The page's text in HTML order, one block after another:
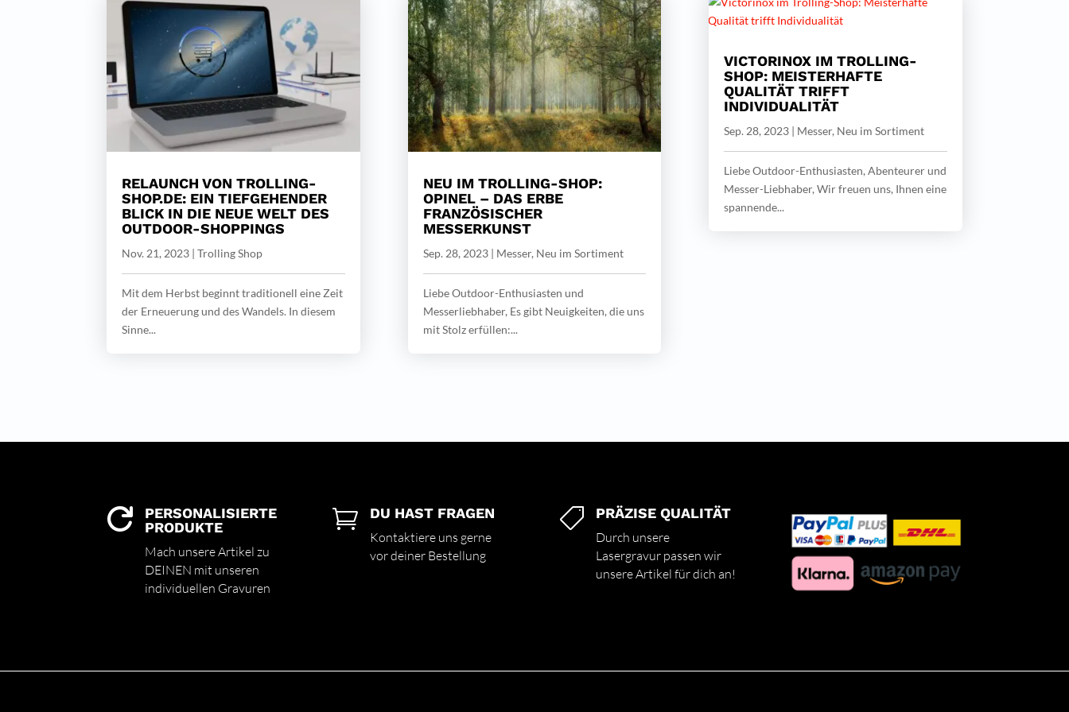
RELAUNCH VON TROLLING-
SHOP.DE: EIN TIEFGEHENDER
BLICK IN DIE NEUE WELT DES
OUTDOOR-SHOPPINGS
Nov. 21, 2023 |Trolling Shop
Mit dem Herbst beginnt traditionell eine Zeit
der Erneuerung und des Wandels. In diesem
Sinne...
NEU IM TROLLING-SHOP:
OPINEL – DAS ERBE
FRANZÖSISCHER
MESSERKUNST
Sep. 28, 2023| Messer, Neu im Sortiment
Liebe Outdoor-Enthusiasten und
Messerliebhaber, Es gibt Neuigkeiten, die uns
mit Stolz erfüllen:...
VICTORINOX IM TROLLING-
SHOP: MEISTERHAFTE
QUALITÄT TRIFFT
INDIVIDUALITÄT
Sep. 28, 2023| Messer, Neu im Sortiment
Liebe Outdoor-Enthusiasten, Abenteurer und
Messer-Liebhaber, Wir freuen uns, Ihnen eine
spannende...

PERSONALISIERTE
PRODUKTE
Mach unsere Artikel zu
DEINEN mit unseren
individuellen Gravuren
 DU HAST FRAGEN
Kontaktiere uns gerne
vor deiner Bestellung
 PRÄZISE QUALITÄT
Durch unsere
Lasergravur passen wir
unsere Artikel für dich an!